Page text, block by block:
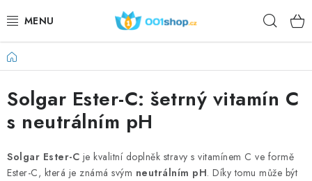
na
DOPLŇKY STRAVY
KOZMETIKA
ŠPORT
POTRAVINY
Domov
Solgar Ester-C: šetrný vitamín C
s neutrálním pH
Solgar Ester-C je kvalitní doplněk stravy s vitamínem C ve formě
Ester-C, která je známá svým neutrálním pH. Díky tomu může být